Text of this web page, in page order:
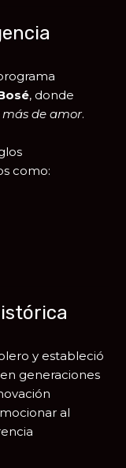
, donde
más de amor.
como:
y estableció
generaciones
al